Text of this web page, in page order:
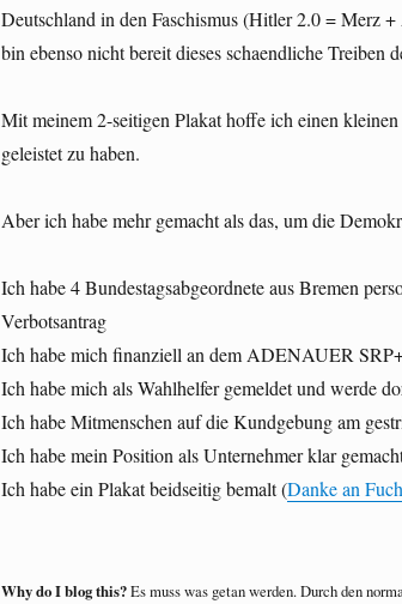
Deutschland in den Faschismus (Hitler 2.0 = Merz
bin ebenso nicht bereit dieses schaendliche Treiben
Mit meinem 2-seitigen Plakat hoffe ich einen kleinen
geleistet zu haben.
Aber ich habe mehr gemacht als das, um die
Ich habe 4 Bundestagsabgeordnete aus Bremen
Verbotsantrag
Ich habe mich finanziell an dem ADENAUER
Ich habe mich als Wahlhelfer gemeldet und werde
Ich habe Mitmenschen auf die Kundgebung am
Ich habe mein Position als Unternehmer klar
Ich habe ein Plakat beidseitig bemalt (Danke an
Why do I blog this?Es muss was getan werden. Durch den